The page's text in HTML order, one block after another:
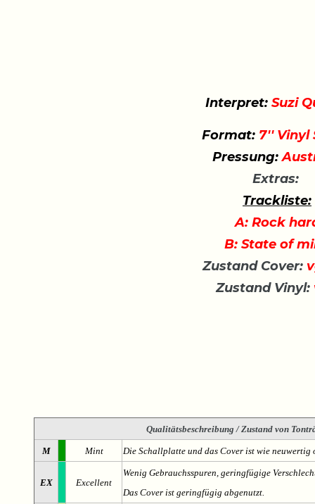
Interpret: Suzi
Format:7'' Vinyl
Pressung:
Extras:
Trackliste:
A: Rock
B: State of
Zustand Cover:
Zustand Vinyl:
Qualitätsbeschreibung / Zustand von
M Mint Die Schallplatte und das Cover ist wie
EX Excellent
Wenig Gebrauchsspuren, geringfügige
Das Cover ist geringfügig abgenutzt.